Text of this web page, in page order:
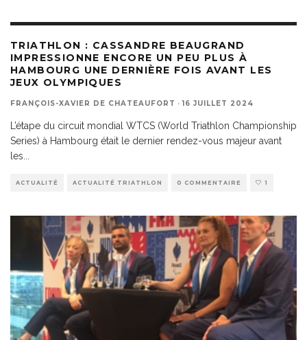
TRIATHLON : CASSANDRE BEAUGRAND
IMPRESSIONNE ENCORE UN PEU PLUS À
HAMBOURG UNE DERNIÈRE FOIS AVANT LES
JEUX OLYMPIQUES
FRANÇOIS-XAVIER DE CHATEAUFORT · 16 JUILLET 2024
L’étape du circuit mondial WTCS (World Triathlon Championship
Series) à Hambourg était le dernier rendez-vous majeur avant
les
ACTUALITÉ ACTUALITÉ TRIATHLON 0 COMMENTAIRE 1